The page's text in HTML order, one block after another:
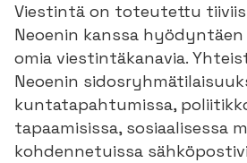
Viestintä on toteutettu
Neoenin kanssa
omia viestintäkanavia.
Neoenin
kuntatapahtumissa,
tapaamisissa, sosiaalisessa
kohdennetuissa